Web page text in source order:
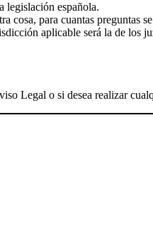
legislación española.
cosa, para cuantas
aplicable será la de
Legal o si desea realizar